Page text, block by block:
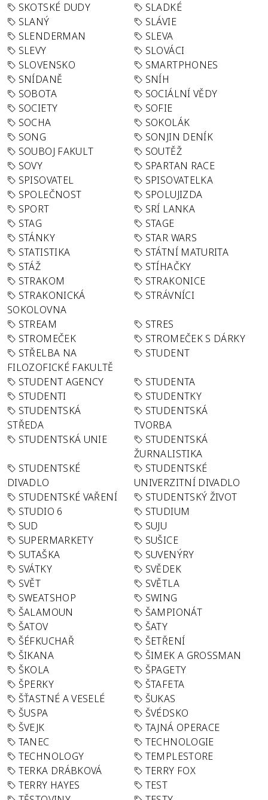
SKOTSKÉ DUDY
SLADKÉ
SLANÝ
SLÁVIE
SLENDERMAN
SLEVA
SLEVY
SLOVÁCI
SLOVENSKO
SMARTPHONES
SNÍDANĚ
SNÍH
SOBOTA
SOCIÁLNÍ VĚDY
SOCIETY
SOFIE
SOCHA
SOKOLÁK
SONG
SONJIN DENÍK
SOUBOJ FAKULT
SOUTĚŽ
SOVY
SPARTAN RACE
SPISOVATEL
SPISOVATELKA
SPOLEČNOST
SPOLUJIZDA
SPORT
SRÍ LANKA
STAG
STAGE
STÁNKY
STAR WARS
STATISTIKA
STÁTNÍ MATURITA
STÁŽ
STÍHAČKY
STRAKOM
STRAKONICE
STRAKONICKÁ
SOKOLOVNA
STRÁVNÍCI
STREAM
STRES
STROMEČEK
STROMEČEK S DÁRKY
STŘELBA NA
FILOZOFICKÉ FAKULTĚ
STUDENT
STUDENT AGENCY
STUDENTA
STUDENTI
STUDENTKY
STUDENTSKÁ
STŘEDA
STUDENTSKÁ
TVORBA
STUDENTSKÁ UNIE
STUDENTSKÁ
ŽURNALISTIKA
STUDENTSKÉ
DIVADLO
STUDENTSKÉ
UNIVERZITNÍ DIVADLO
STUDENTSKÉ VAŘENÍ
STUDENTSKÝ ŽIVOT
STUDIO 6
STUDIUM
SUD
SUJU
SUPERMARKETY
SUŠICE
SUTAŠKA
SUVENÝRY
SVÁTKY
SVĚDEK
SVĚT
SVĚTLA
SWEATSHOP
SWING
ŠALAMOUN
ŠAMPIONÁT
ŠATOV
ŠATY
ŠÉFKUCHAŘ
ŠETŘENÍ
ŠIKANA
ŠIMEK A GROSSMAN
ŠKOLA
ŠPAGETY
ŠPERKY
ŠTAFETA
ŠŤASTNÉ A VESELÉ
ŠUKAS
ŠUSPA
ŠVÉDSKO
ŠVEJK
TAJNÁ OPERACE
TANEC
TECHNOLOGIE
TECHNOLOGY
TEMPLESTORE
TERKA DRÁBKOVÁ
TERRY FOX
TERRY HAYES
TEST